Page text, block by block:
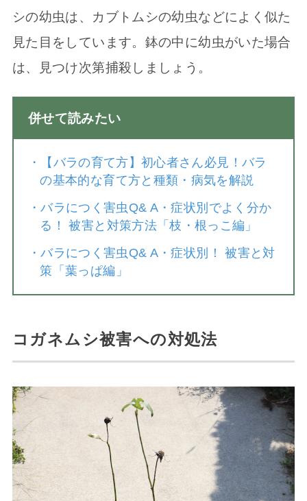
シの幼虫は、カブトムシの幼虫などによく似た
見た目をしています。鉢の中に幼虫がいた場合
は、見つけ次第捕殺しましょう。
併せて読みたい
・
【バラの育て方】初心者さん必見！バラ
の基本的な育て方と種類・病気を解説
・バラにつく害虫Q& A・症状別でよく分か
る！ 被害と対策方法「枝・根っこ編」
・バラにつく害虫Q& A・症状別！ 被害と対
策「葉っぱ編」
コガネムシ被害への対処法